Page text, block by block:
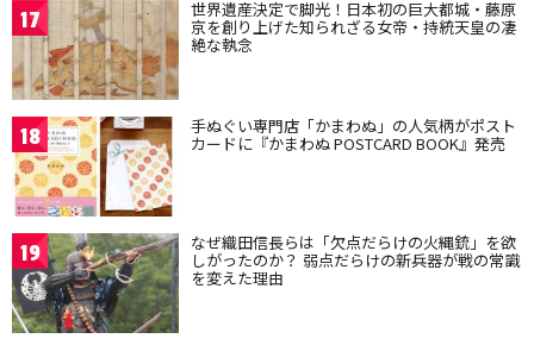
17 世界遺産決定で脚光！日本初の巨大都城・藤原
京を創り上げた知られざる女帝・持統天皇の凄
絶な執念
18 手ぬぐい専門店「かまわぬ」の人気柄がポスト
カードに『かまわぬ POSTCARD BOOK』発売
19 なぜ織田信長らは「欠点だらけの火縄銃」を欲
しがったのか？ 弱点だらけの新兵器が戦の常識
を変えた理由